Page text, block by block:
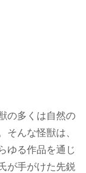
の多くは自然の
そんな怪獣は、
ゆる作品を通じ
が手がけた先鋭